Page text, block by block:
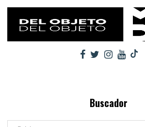
Buscador